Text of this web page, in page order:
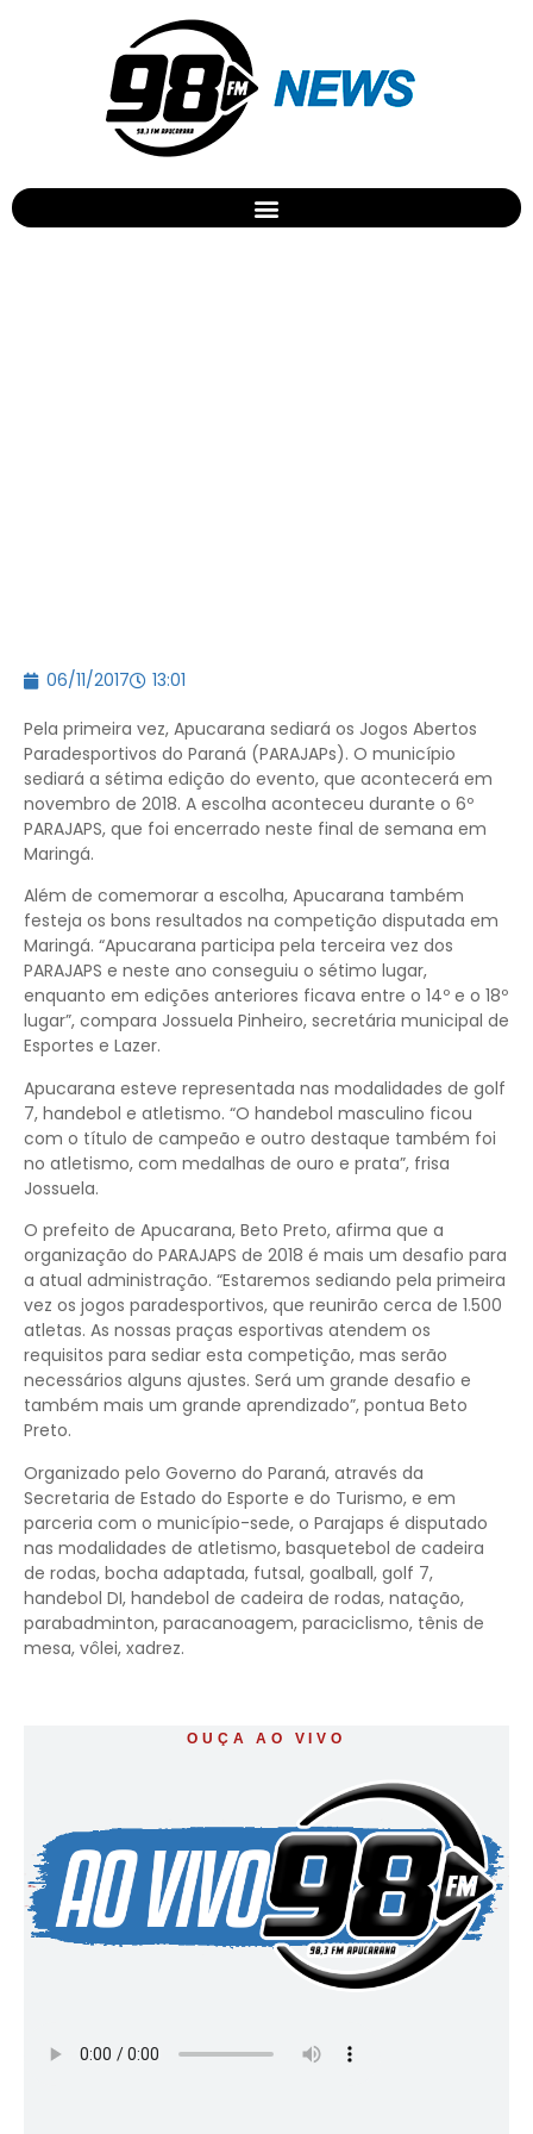
06/11/2017 13:01
Pela primeira vez, Apucarana sediará os Jogos Abertos
Paradesportivos do Paraná (PARAJAPs). O município
sediará a sétima edição do evento, que acontecerá em
novembro de 2018. A escolha aconteceu durante o 6º
PARAJAPS, que foi encerrado neste final de semana em
Maringá.
Além de comemorar a escolha, Apucarana também
festeja os bons resultados na competição disputada em
Maringá. “Apucarana participa pela terceira vez dos
PARAJAPS e neste ano conseguiu o sétimo lugar,
enquanto em edições anteriores ficava entre o 14º e o 18º
lugar”, compara Jossuela Pinheiro, secretária municipal de
Esportes e Lazer.
Apucarana esteve representada nas modalidades de golf
7, handebol e atletismo. “O handebol masculino ficou
com o título de campeão e outro destaque também foi
no atletismo, com medalhas de ouro e prata”, frisa
Jossuela.
O prefeito de Apucarana, Beto Preto, afirma que a
organização do PARAJAPS de 2018 é mais um desafio para
a atual administração. “Estaremos sediando pela primeira
vez os jogos paradesportivos, que reunirão cerca de 1.500
atletas. As nossas praças esportivas atendem os
requisitos para sediar esta competição, mas serão
necessários alguns ajustes. Será um grande desafio e
também mais um grande aprendizado”, pontua Beto
Preto.
Organizado pelo Governo do Paraná, através da
Secretaria de Estado do Esporte e do Turismo, e em
parceria com o município-sede, o Parajaps é disputado
nas modalidades de atletismo, basquetebol de cadeira
de rodas, bocha adaptada, futsal, goalball, golf 7,
handebol DI, handebol de cadeira de rodas, natação,
parabadminton, paracanoagem, paraciclismo, tênis de
mesa, vôlei, xadrez.
OUÇA AO VIVO